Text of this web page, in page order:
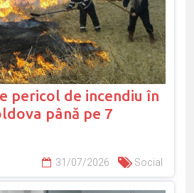
pericol de incendiu în
până pe 7
31/07/2026 Social